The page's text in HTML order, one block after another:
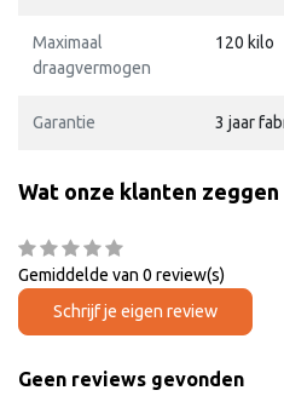
Maximaal
draagvermogen
120 kilo
Garantie 3 jaar
Wat onze klanten zeggen
Gemiddelde van 0 review(s)
Schrijf je eigen review
Geen reviews gevonden